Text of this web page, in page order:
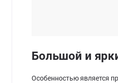
Большой и
Особенностью является